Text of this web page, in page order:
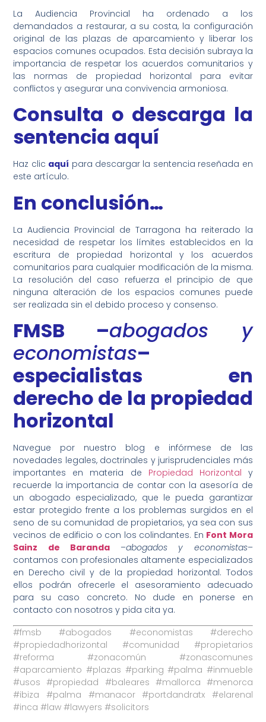
La Audiencia Provincial ha ordenado a los
demandados a restaurar, a su costa, la configuración
original de las plazas de aparcamiento y liberar los
espacios comunes ocupados. Esta decisión subraya la
importancia de respetar los acuerdos comunitarios y
las normas de propiedad horizontal para evitar
conflictos y asegurar una convivencia armoniosa.
Consulta o descarga la
sentencia aquí
Haz clic aquí para descargar la sentencia reseñada en
este artículo.
En conclusión…
La Audiencia Provincial de Tarragona ha reiterado la
necesidad de respetar los límites establecidos en la
escritura de propiedad horizontal y los acuerdos
comunitarios para cualquier modificación de la misma.
La resolución del caso refuerza el principio de que
ninguna alteración de los espacios comunes puede
ser realizada sin el debido proceso y consenso.
FMSB –abogados y
economistas–
especialistas en
derecho de la propiedad
horizontal
Navegue por nuestro blog e infórmese de las
novedades legales, doctrinales y jurisprudenciales más
importantes en materia de Propiedad Horizontal y
recuerde la importancia de contar con la asesoría de
un abogado especializado, que le pueda garantizar
estar protegido frente a los problemas surgidos en el
seno de su comunidad de propietarios, ya sea con sus
vecinos de edificio o con los colindantes. En Font Mora
Sainz de Baranda–abogados y economistas–
contamos con profesionales altamente especializados
en Derecho civil y de la propiedad horizontal. Todos
ellos podrán ofrecerle el asesoramiento adecuado
para su caso concreto. No dude en ponerse en
contacto con nosotros y pida cita ya.
#fmsb #abogados #economistas #derecho
#propiedadhorizontal #comunidad #propietarios
#reforma #zonacomún #zonascomunes
#aparcamiento #plazas #parking #palma #inmueble
#usos #propiedad #baleares #mallorca #menorca
#ibiza #palma #manacor #portdandratx #elarenal
#inca #law #lawyers #solicitors